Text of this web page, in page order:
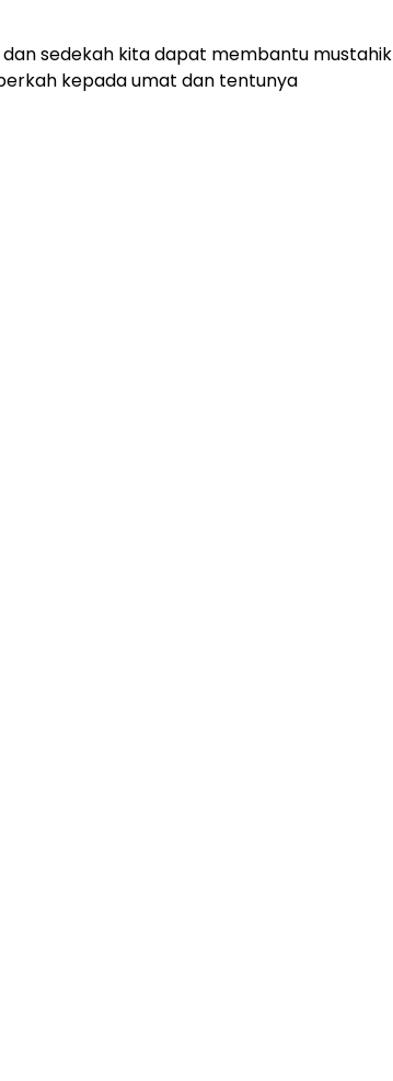
sedekah kita dapat membantu mustahik
kepada umat dan tentunya